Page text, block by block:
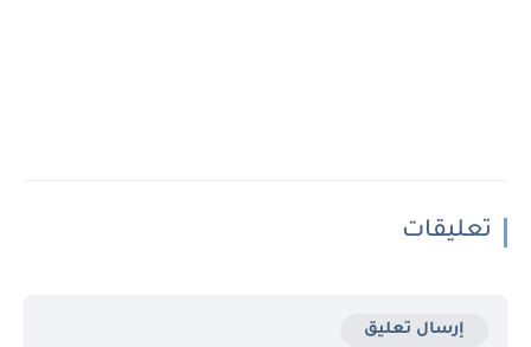
تعليقات
إرسال تعليق